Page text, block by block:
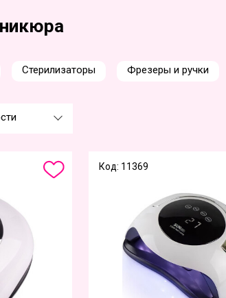
Стерилизаторы Фрезеры и ручки
Код: 11369